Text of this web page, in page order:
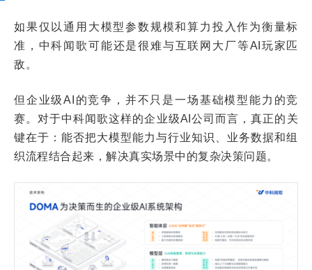
如果仅以通用大模型参数规模和算力投入作为衡量标
准，中科闻歌可能还是很难与互联网大厂等AI玩家匹
敌。
但企业级AI的竞争，并不只是一场基础模型能力的竞
赛。对于中科闻歌这样的企业级AI公司而言，真正的关
键在于：能否把大模型能力与行业知识、业务数据和组
织流程结合起来，解决真实场景中的复杂决策问题。